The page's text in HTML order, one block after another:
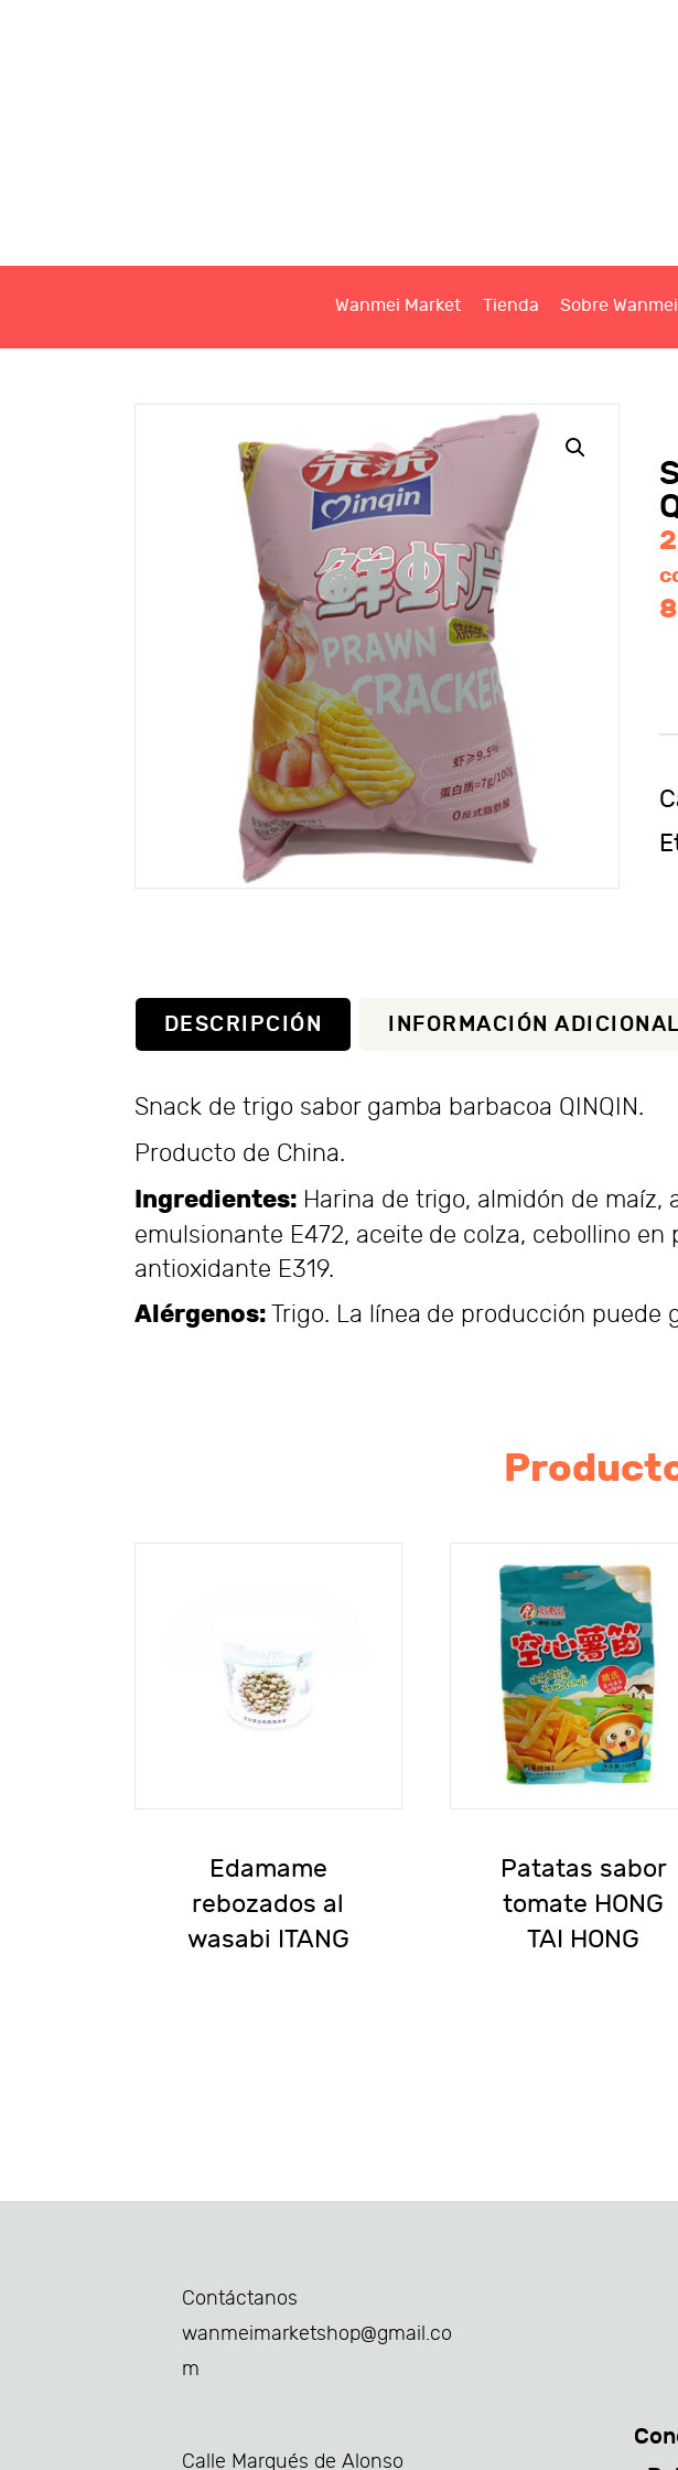
Wanmei Market Tienda Sobre Wanmei
SOBRE
BLOG
DESCRIPCIÓN INFORMACIÓN ADICIONAL
Snack de trigo sabor gamba barbacoa QINQIN.
Producto de China.
Ingredientes:Harina de trigo, almidón de maíz,
emulsionante E472, aceite de colza, cebollino
antioxidante E319.
Alérgenos:Trigo. La línea de producción puede
Edamame
rebozados al
wasabi ITANG
Patatas sabor
tomate HONG
TAI HONG
Contáctanos
wanmeimarketshop@gmail.co
m
Calle Marqués de Alonso